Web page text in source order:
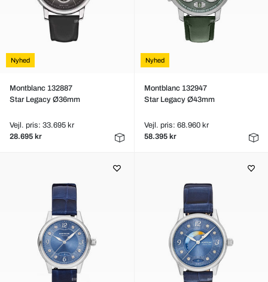
Nyhed
Montblanc 132887
Star Legacy Ø36mm
Vejl. pris: 33.695 kr
28.695 kr
Nyhed
Montblanc 132947
Star Legacy Ø43mm
Vejl. pris: 68.960 kr
58.395 kr